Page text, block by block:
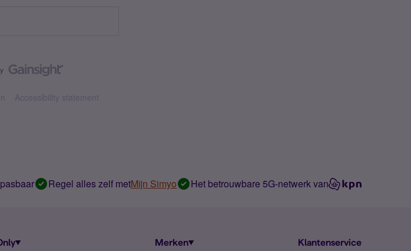
Accessibility statement
Regel alles zelf metMijn Simyo Het betrouwbare 5G-netwerk van
Merken Klantenservice